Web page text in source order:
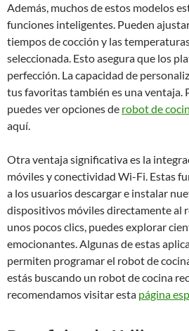
Además, muchos de estos modelos
funciones inteligentes. Pueden
tiempos de cocción y las
seleccionada. Esto asegura que los
perfección. La capacidad de
tus favoritas también es una ventaja.
puedes ver opciones de robot de
aquí.
Otra ventaja significativa es la
móviles y conectividad Wi-Fi. Estas
a los usuarios descargar e instalar
dispositivos móviles directamente al
unos pocos clics, puedes explorar
emocionantes. Algunas de estas
permiten programar el robot de
estás buscando un robot de cocina
recomendamos visitar esta página